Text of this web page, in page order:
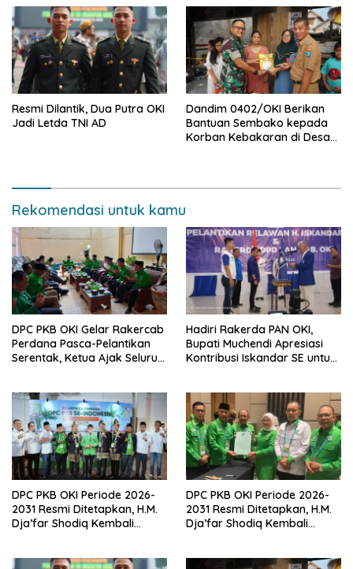
Resmi Dilantik, Dua Putra OKI
Jadi Letda TNI AD
Dandim 0402/OKI Berikan
Bantuan Sembako kepada
Korban Kebakaran di Desa
Rekomendasi untuk kamu
DPC PKB OKI Gelar Rakercab
Perdana Pasca-Pelantikan
Serentak, Ketua Ajak Seluruh
Hadiri Rakerda PAN OKI,
Bupati Muchendi Apresiasi
Kontribusi Iskandar SE untuk
DPC PKB OKI Periode 2026-
2031 Resmi Ditetapkan, H.M.
Dja’far Shodiq Kembali
DPC PKB OKI Periode 2026-
2031 Resmi Ditetapkan, H.M.
Dja’far Shodiq Kembali